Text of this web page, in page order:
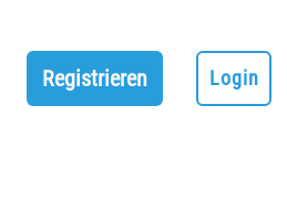
Registrieren Login